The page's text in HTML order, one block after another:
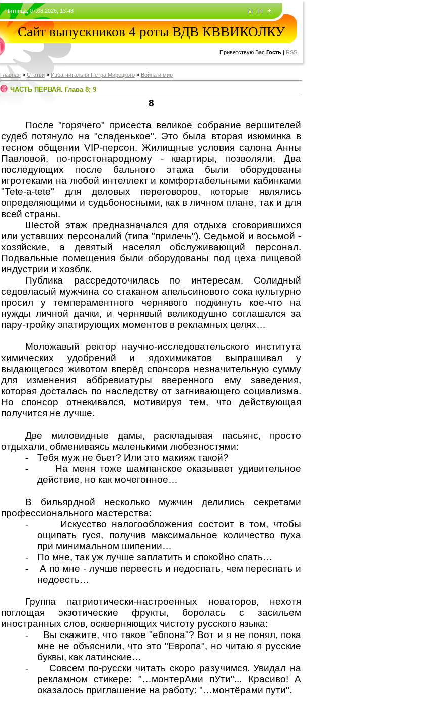
Пятница, 07.08.2026, 13:48
Сайт выпускников 4 роты ВДВ КВВИКОЛКУ
Приветствую Вас Гость | RSS
Главная » Статьи »Изба-читальня Петра Мирецкого » Война и мир
ЧАСТЬ ПЕРВАЯ. Глава 8; 9
8
После "горячего" присеста великое собрание вершителей
судеб потянуло на "сладенькое". Это была вторая изюминка в
тесном общении VIP-персон. Жилищные условия салона Анны
Павловой, по-простонародному - квартиры, позволяли. Два
последующих после бального этажа были оборудованы
игротеками на любой интеллект и комфортабельными кабинками
"Tete-a-tete" для деловых переговоров, которые являлись
определяющими и судьбоносными, как в личном плане, так и для
всей страны.
Шестой этаж предназначался для отдыха сговорившихся
или уставших персоналий (типа "прилечь"). Седьмой и восьмой -
хозяйские, а девятый населял обслуживающий персонал.
Подвальные помещения были оборудованы под цеха пищевой
индустрии и хозблк.
Публика рассредоточилась по интересам. Солидный
седовласый мужчина со стаканом апельсинового сока культурно
просил у темпераментного чернявого подкинуть кое-что на
нужды личной дачки, и чернявый великодушно соглашался за
пару-тройку эпатирующих моментов в рекламных целях…
Моложавый ректор научно-исследовательского института
химических удобрений и ядохимикатов выпрашивал у
выдающегося животом вперёд спонсора незначительную сумму
для изменения аббревиатуры вверенного ему заведения,
которая досталась по наследству от загнивающего социализма.
Но спонсор отнекивался, мотивируя тем, что действующая
получится не лучше.
Две миловидные дамы, раскладывая пасьянс, просто
отдыхали, обмениваясь маленькими любезностями:
-
Тебя муж не бьет? Или это макияж такой?
-
На меня тоже шампанское оказывает удивительное
действие, но как мочегонное…
В бильярдной несколько мужчин делились секретами
профессионального мастерства:
-
Искусство налогообложения состоит в том, чтобы
ощипать гуся, получив максимальное количество пуха
при минимальном шипении…
-
По мне, так уж лучше заплатить и спокойно спать…
-
А по мне - лучше переесть и недоспать, чем переспать и
недоесть…
Группа патриотически-настроенных новаторов, нехотя
поглощая экзотические фрукты, боролась с засильем
иностранных слов, оскверняющих чистоту русского языка:
-
Вы скажите, что такое "ебпона"? Вот и я не понял, пока
мне не объяснили, что это "Европа", но читаю я русские
буквы, как латинские…
-
Совсем по-русски читать скоро разучимся. Увидал на
рекламном стикере: "…монтерАми пУти"... Красиво! А
оказалось приглашение на работу: "…монтёрами пути".